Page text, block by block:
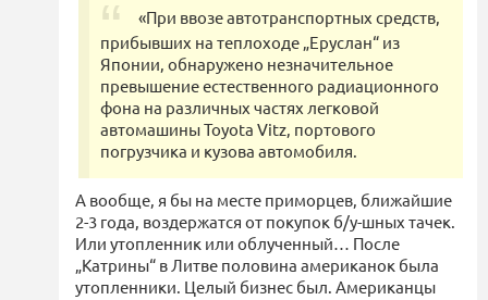
«При ввозе автотранспортных средств,
прибывших на теплоходе „Еруслан“ из
Японии, обнаружено незначительное
превышение естественного радиационного
фона на различных частях легковой
автомашины Toyota Vitz, портового
погрузчика и кузова автомобиля.
А вообще, я бы на месте приморцев, ближайшие
2-3 года, воздержатся от покупок б/у-шных тачек.
Или утопленник или облученный… После
„Катрины“ в Литве половина американок была
утопленники. Целый бизнес был. Американцы